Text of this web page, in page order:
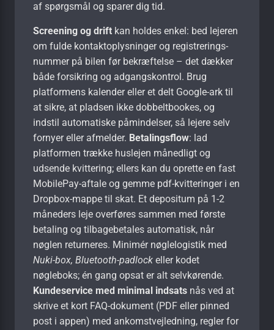
af spørgsmål og sparer dig tid.
Screening og drift kan holdes enkel: bed lejeren
om fulde kontaktoplysninger og registrerings­
nummer på bilen før bekræftelse – det dækker
både forsikring og adgangs­kontrol. Brug
platformens kalender eller et delt Google-ark til
at sikre, at pladsen ikke dobbelt­bookes, og
indstil automatiske påmindelser, så lejere selv
fornyer eller afmelder. Betalingsflow: lad
platformen trække huslejen månedligt og
udsende kvittering; ellers kan du oprette en fast
MobilePay-aftale og gemme pdf-kvitteringer i en
Dropbox-mappe til skat. Et depositum på 1-2
måneders leje overføres sammen med første
betaling og tilbagebetales automatisk, når
nøglen returneres. Minimér nøgle­logistik med
Nuki-box, Bluetooth-padlock eller kodet
nøgleboks; én gang opsat er alt selvkørende.
Kundeservice med minimal indsats nås ved at
skrive et kort FAQ-dokument (PDF eller pinned
post i appen) med ankomst­vejledning, regler for